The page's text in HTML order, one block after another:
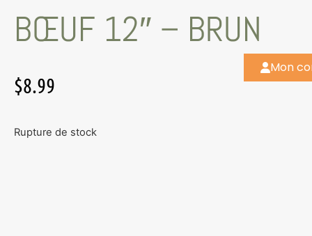
Mon
BŒUF 12″ – BRUN
$8.99
Rupture de stock